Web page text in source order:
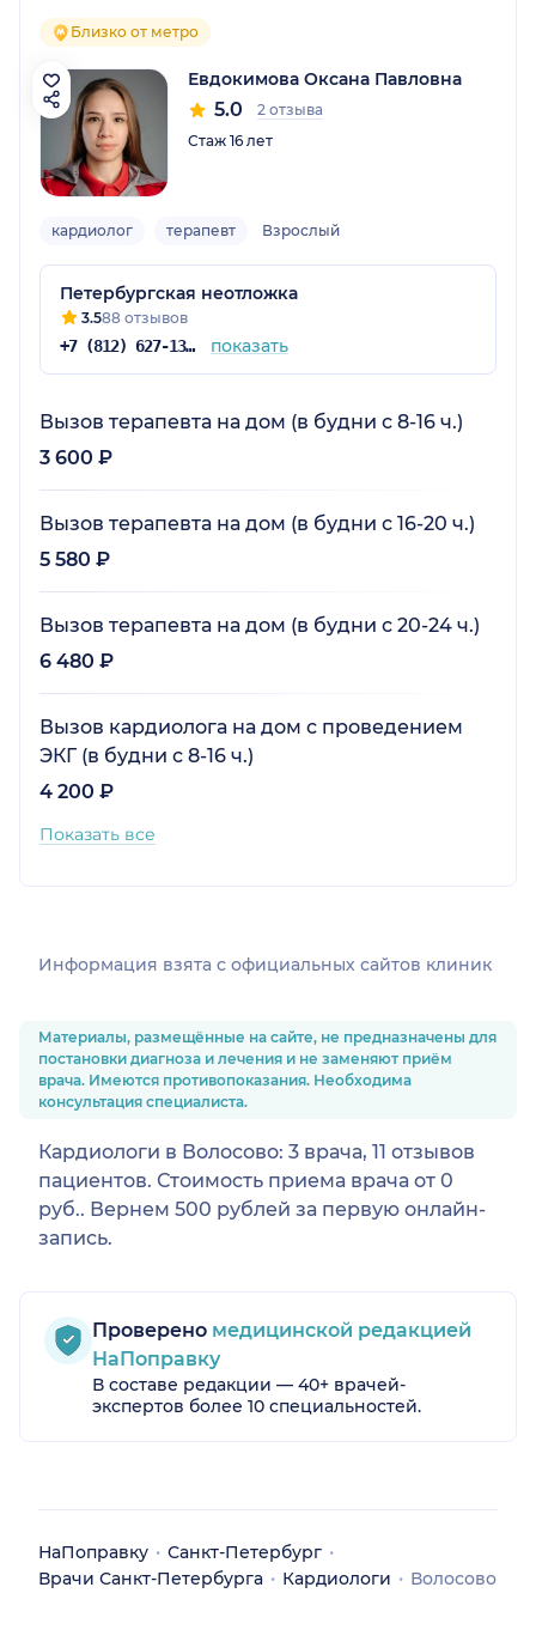
Близко от метро
Евдокимова Оксана Павловна
5.0
2 отзыва
Стаж 16 лет
кардиолог терапевт Взрослый
Петербургская неотложка
3.588 отзывов
+7 (812) 627-13-05 показать
Вызов терапевта на дом (в будни с 8-16 ч.)
3 600 ₽
Вызов терапевта на дом (в будни с 16-20 ч.)
5 580 ₽
Вызов терапевта на дом (в будни с 20-24 ч.)
6 480 ₽
Вызов кардиолога на дом с проведением
ЭКГ (в будни с 8-16 ч.)
4 200 ₽
Показать все
Информация взята c официальных сайтов клиник
Материалы, размещённые на сайте, не предназначены для
постановки диагноза и лечения и не заменяют приём
врача. Имеются противопоказания. Необходима
консультация специалиста.
Кардиологи в Волосово: 3 врача, 11 отзывов
пациентов. Стоимость приема врача от 0
руб.. Вернем 500 рублей за первую онлайн-
запись.
Проверено медицинской редакцией
НаПоправку
В составе редакции — 40+ врачей-
экспертов более 10 специальностей.
НаПоправку
Санкт-Петербург
Врачи Санкт-Петербурга
Кардиологи Волосово